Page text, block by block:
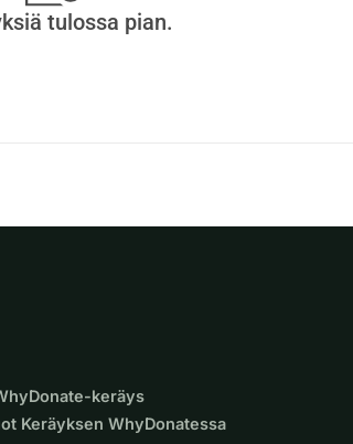
tulossa pian.
keräys
Keräyksen WhyDonatessa